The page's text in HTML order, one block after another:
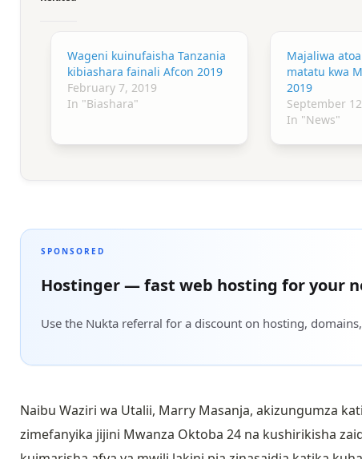
Wageni kuinufaisha Tanzania
kibiashara fainali Afcon 2019
February 7, 2019
In "Biashara"
Majaliwa
matatu kwa
2019
September
In "News"
SPONSORED
Hostinger — fast web hosting for your
Use the Nukta referral for a discount on hosting, domains,
Naibu Waziri wa Utalii, Marry Masanja, akizungumza
zimefanyika jijini Mwanza Oktoba 24 na kushirikisha